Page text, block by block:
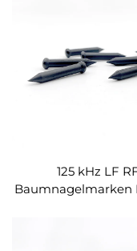
125 kHz LF
Baumnagelmarken